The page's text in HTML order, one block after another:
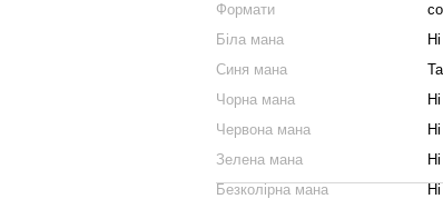
Формати
Біла мана
Ні
Синя мана
Чорна мана
Ні
Червона мана
Ні
Зелена мана
Ні
Безколірна мана
Ні